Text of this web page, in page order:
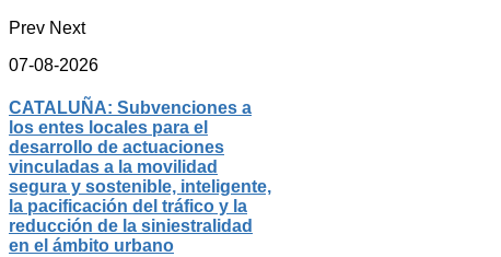
Prev Next
07-08-2026
CATALUÑA: Subvenciones a
los entes locales para el
desarrollo de actuaciones
vinculadas a la movilidad
segura y sostenible, inteligente,
la pacificación del tráfico y la
reducción de la siniestralidad
en el ámbito urbano